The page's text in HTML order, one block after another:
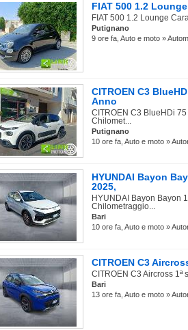
FIAT 500 1.2
FIAT 500 1.2 Lounge
Putignano
9 ore fa, Auto e moto »
CITROEN C3
Anno
CITROEN C3 BlueHDi
Chilomet...
Putignano
10 ore fa, Auto e moto »
HYUNDAI Bayon
2025,
HYUNDAI Bayon Bayon
Chilometraggio...
Bari
10 ore fa, Auto e moto »
CITROEN C3
CITROEN C3 Aircross 1ª
Bari
13 ore fa, Auto e moto »